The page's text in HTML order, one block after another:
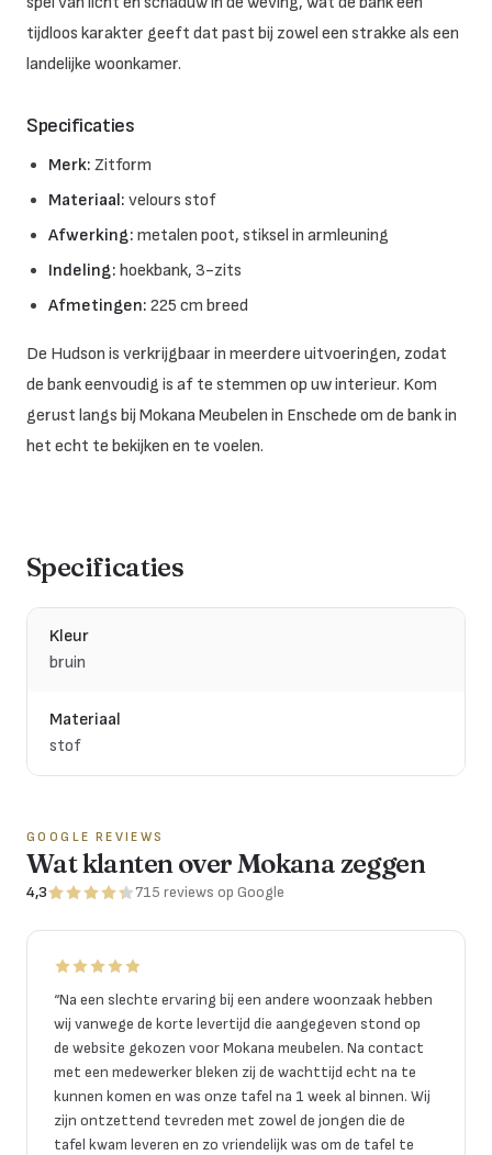
tijdloos karakter geeft dat past bij zowel een strakke als een
landelijke woonkamer.
Specificaties
Merk: Zitform
Materiaal: velours stof
Afwerking: metalen poot, stiksel in armleuning
Indeling: hoekbank, 3-zits
Afmetingen: 225 cm breed
De Hudson is verkrijgbaar in meerdere uitvoeringen, zodat
de bank eenvoudig is af te stemmen op uw interieur. Kom
gerust langs bij Mokana Meubelen in Enschede om de bank in
het echt te bekijken en te voelen.
Specificaties
Kleur
bruin
Materiaal
stof
GOOGLE REVIEWS
Wat klanten over Mokana zeggen
4,3 715 reviews op Google
“Na een slechte ervaring bij een andere woonzaak hebben
wij vanwege de korte levertijd die aangegeven stond op
de website gekozen voor Mokana meubelen. Na contact
met een medewerker bleken zij de wachttijd echt na te
kunnen komen en was onze tafel na 1 week al binnen. Wij
zijn ontzettend tevreden met zowel de jongen die de
tafel kwam leveren en zo vriendelijk was om de tafel te